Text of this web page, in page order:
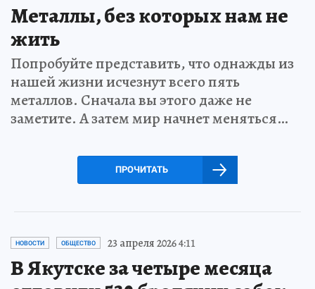
Металлы, без которых нам не
жить
Попробуйте представить, что однажды из
нашей жизни исчезнут всего пять
металлов. Сначала вы этого даже не
заметите. А затем мир начнет меняться…
ПРОЧИТАТЬ
НОВОСТИ ОБЩЕСТВО 23 апреля 2026 4:11
В Якутске за четыре месяца